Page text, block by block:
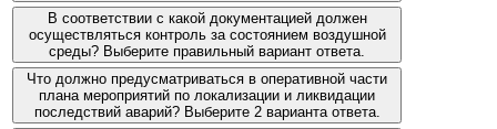
В соответствии с какой документацией должен
осуществляться контроль за состоянием воздушной
среды? Выберите правильный вариант ответа.
Что должно предусматриваться в оперативной части
плана мероприятий по локализации и ликвидации
последствий аварий? Выберите 2 варианта ответа.